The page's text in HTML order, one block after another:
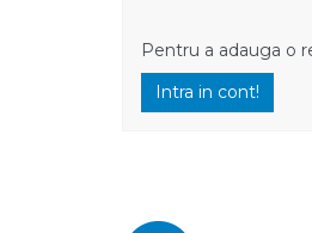
Pentru a adauga o
Intra in cont!